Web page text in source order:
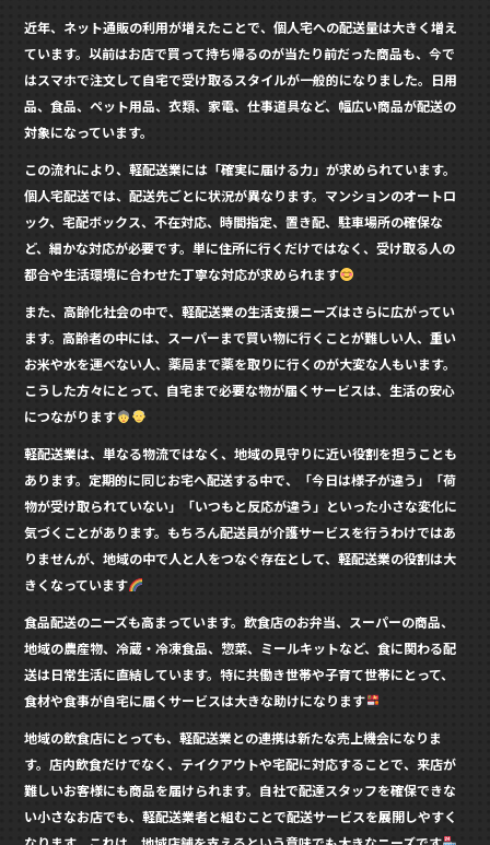
近年、ネット通販の利用が増えたことで、個人宅への配送量は大きく増え
ています。以前はお店で買って持ち帰るのが当たり前だった商品も、今で
はスマホで注文して自宅で受け取るスタイルが一般的になりました。日用
品、食品、ペット用品、衣類、家電、仕事道具など、幅広い商品が配送の
対象になっています。
この流れにより、軽配送業には「確実に届ける力」が求められています。
個人宅配送では、配送先ごとに状況が異なります。マンションのオートロ
ック、宅配ボックス、不在対応、時間指定、置き配、駐車場所の確保な
ど、細かな対応が必要です。単に住所に行くだけではなく、受け取る人の
都合や生活環境に合わせた丁寧な対応が求められます
また、高齢化社会の中で、軽配送業の生活支援ニーズはさらに広がってい
ます。高齢者の中には、スーパーまで買い物に行くことが難しい人、重い
お米や水を運べない人、薬局まで薬を取りに行くのが大変な人もいます。
こうした方々にとって、自宅まで必要な物が届くサービスは、生活の安心
につながります
軽配送業は、単なる物流ではなく、地域の見守りに近い役割を担うことも
あります。定期的に同じお宅へ配送する中で、「今日は様子が違う」「荷
物が受け取られていない」「いつもと反応が違う」といった小さな変化に
気づくことがあります。もちろん配送員が介護サービスを行うわけではあ
りませんが、地域の中で人と人をつなぐ存在として、軽配送業の役割は大
きくなっています
食品配送のニーズも高まっています。飲食店のお弁当、スーパーの商品、
地域の農産物、冷蔵・冷凍食品、惣菜、ミールキットなど、食に関わる配
送は日常生活に直結しています。特に共働き世帯や子育て世帯にとって、
食材や食事が自宅に届くサービスは大きな助けになります
地域の飲食店にとっても、軽配送業との連携は新たな売上機会になりま
す。店内飲食だけでなく、テイクアウトや宅配に対応することで、来店が
難しいお客様にも商品を届けられます。自社で配達スタッフを確保できな
い小さなお店でも、軽配送業者と組むことで配送サービスを展開しやすく